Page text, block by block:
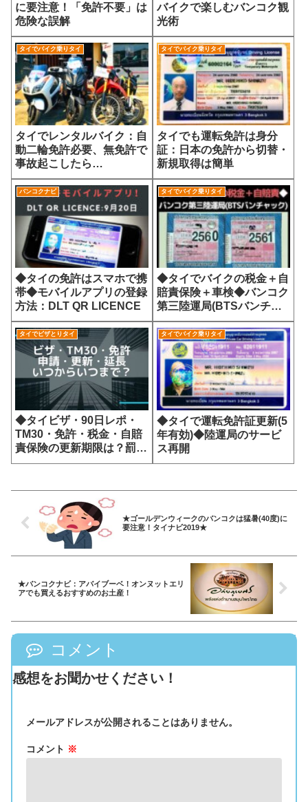
に要注意！「免許不要」は
危険な誤解
バイクで楽しむバンコク観
光術
タイでバイク乗りタイ
タイでレンタルバイク：自
動二輪免許必要、無免許で
事故起こしたら…
タイでバイク乗りタイ
タイでも運転免許は身分
証：日本の免許から切替・
新規取得は簡単
バンコクナビ
◆タイの免許はスマホで携
帯◆モバイルアプリの登録
方法：DLT QR LICENCE
タイでバイク乗りタイ
◆タイでバイクの税金＋自
賠責保険＋車検◆バンコク
第三陸運局(BTSバンチャ
ック)
タイでビザとりタイ
◆タイビザ・90日レポ・
TM30・免許・税金・自賠
責保険の更新期限は？罰金
は？
タイでバイク乗りタイ
◆タイで運転免許証更新(5
年有効)◆陸運局のサービ
ス再開
★ゴールデンウィークのバンコクは猛暑(40度)に
要注意！タイナビ2019★
★バンコクナビ：アバイブーベ！オンヌットエリ
アでも買えるおすすめのお土産！
コメント
感想をお聞かせください！
メールアドレスが公開されることはありません。
コメント ※